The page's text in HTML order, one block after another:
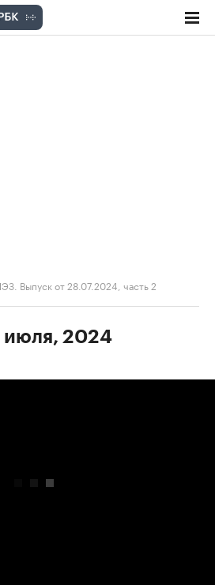
Выпуск от 28.07.2024, часть 2
июля, 2024